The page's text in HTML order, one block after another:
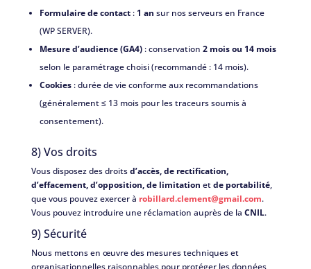
Formulaire de contact: 1 an sur nos serveurs en France
(WP SERVER).
Mesure d’audience (GA4): conservation 2 mois ou 14 mois
selon le paramétrage choisi (recommandé : 14 mois).
Cookies: durée de vie conforme aux recommandations
(généralement ≤ 13 mois pour les traceurs soumis à
consentement).
8) Vos droits
Vous disposez des droitsd’accès, de rectification,
d’effacement, d’opposition, de limitation etde portabilité,
que vous pouvez exercer à robillard.clement@gmail.com.
Vous pouvez introduire une réclamation auprès de la CNIL.
9) Sécurité
Nous mettons en œuvre des mesures techniques et
organisationnelles raisonnables pour protéger les données